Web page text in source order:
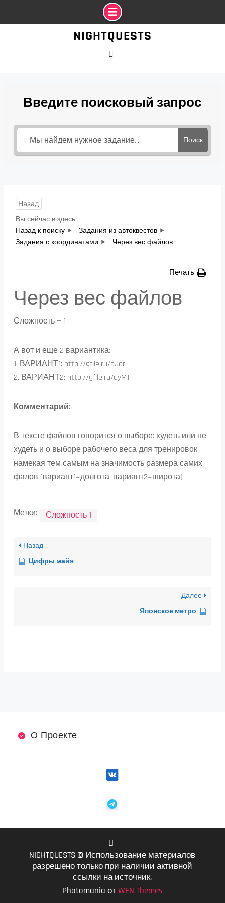
NIGHTQUESTS
Введите поисковый запрос
Поиск
Назад
Вы сейчас в здесь:
Назад к поиску
Задания из автоквестов
Задания с координатами
Через вес файлов
Печать
Через вес файлов
Сложность — 1
А вот и еще 2 вариантика:
1. ВАРИАНТ1: http://gfile.ru/aJar
2. ВАРИАНТ2: http://gfile.ru/ayMT
Комментарий:
В тексте файлов говорится о выборе: худеть или не
худеть и о выборе рабочего веса для тренировок,
намекая тем самым на значимость размера самих
фалов (вариант1=долгота, вариант2=широта)
Метки: Сложность 1
Назад
Цифры майя
Далее
Японское метро
О Проекте
VK
NIGHTQUESTS © Использование материалов
разрешено только при наличии активной
ссылки на источник.
Photomania отWEN Themes